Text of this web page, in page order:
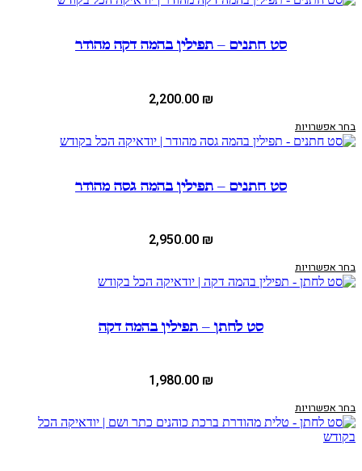
סט חתנים – תפילין בהמה דקה מהודר
2,200.00 ₪
בחר אפשרויות
סט חתנים – תפילין בהמה גסה מהודר
2,950.00 ₪
בחר אפשרויות
סט לחתן – תפילין בהמה דקה
1,980.00 ₪
בחר אפשרויות